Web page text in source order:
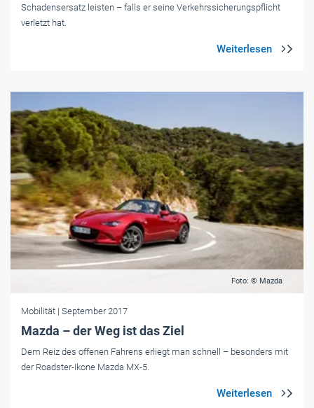
Schadensersatz leisten – falls er seine Verkehrssicherungspflicht
verletzt hat.
Foto: © Mazda
Mobilität | September 2017
Mazda – der Weg ist das Ziel
Dem Reiz des offenen Fahrens erliegt man schnell – besonders mit
der Roadster-Ikone Mazda MX-5.